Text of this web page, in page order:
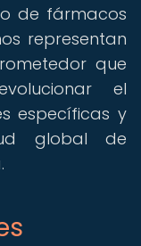
de fármacos
representan
que
el
específicas y
global de